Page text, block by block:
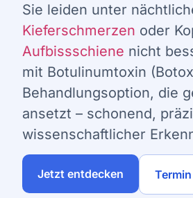
Sie leiden unter
Kieferschmerzen oder
Aufbissschiene nicht
mit Botulinumtoxin
Behandlungsoption, die
ansetzt – schonend,
wissenschaftlicher
Jetzt entdecken